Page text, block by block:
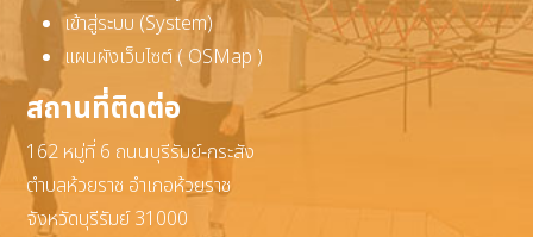
เข้าสู่ระบบ (System)
แผนผังเว็บไซต์ ( OSMap )
สถานที่ติดต่อ
162 หมู่ที่ 6 ถนนบุรีรัมย์-กระสัง
ตำบลห้วยราช อำเภอห้วยราช
จังหวัดบุรีรัมย์ 31000